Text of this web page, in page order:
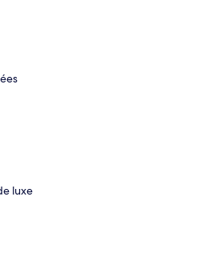
luxe